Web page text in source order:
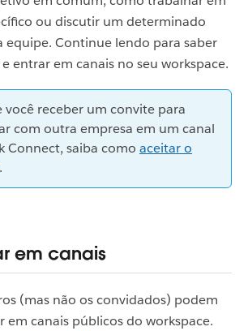
ou discutir um determinado
equipe. Continue lendo para saber
entrar em canais no seu workspace.
você receber um convite para
com outra empresa em um canal
Connect, saiba como aceitar o
.
em canais
(mas não os convidados) podem
em canais públicos do workspace.